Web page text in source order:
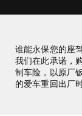
谁能永保您的座
我们在此承诺，
制车险，以原厂
的爱车重回出厂